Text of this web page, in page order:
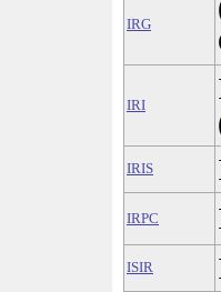
IRG
IRI
IRIS
IRPC
ISIR